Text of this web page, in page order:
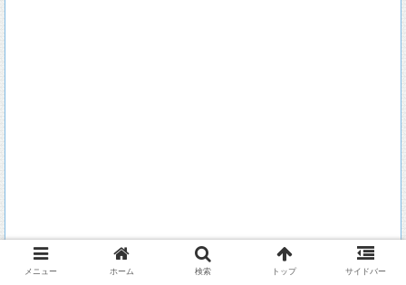
メニュー ホーム 検索 トップ サイドバー